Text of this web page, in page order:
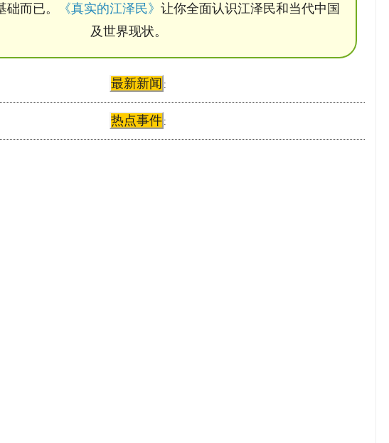
而已。
《真实的江泽民》 让你全面认识江泽民和当代中国
及世界现状。
最新新闻 :
热点事件 :